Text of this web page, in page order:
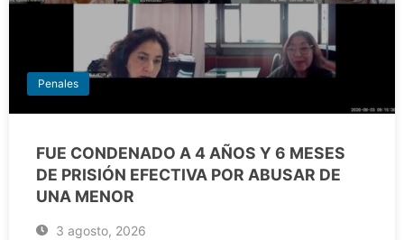
Penales
FUE CONDENADO A 4 AÑOS Y 6 MESES
DE PRISIÓN EFECTIVA POR ABUSAR DE
UNA MENOR
3 agosto, 2026